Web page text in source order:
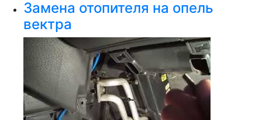
Замена отопителя на опель
вектра